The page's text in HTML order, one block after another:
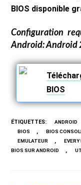
BIOS disponible
Configuration
Android: Android
BIOS
ÉTIQUETTES: ANDROID
BIOS , BIOS
EMULATEUR , EVERY
BIOS SUR ANDROID
,